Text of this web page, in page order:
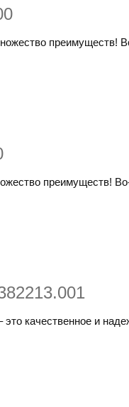
преимуществ!
преимуществ!
качественное и